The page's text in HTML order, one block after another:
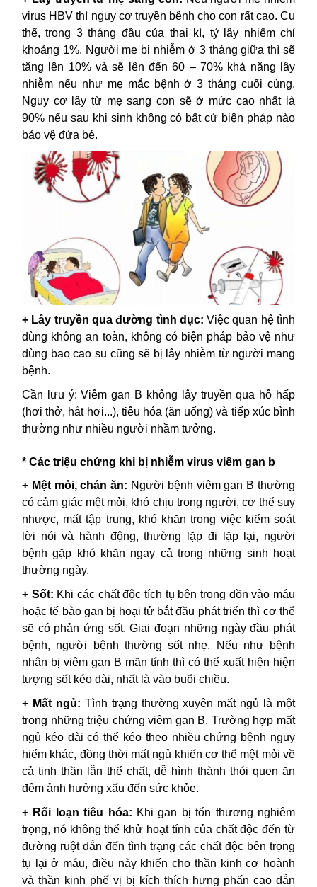
virus HBV thì nguy cơ truyền bệnh cho con rất cao. Cụ
thể, trong 3 tháng đầu của thai kì, tỷ lây nhiểm chỉ
khoảng 1%. Người mẹ bị nhiễm ở 3 tháng giữa thì sẽ
tăng lên 10% và sẽ lên đến 60 – 70% khả năng lây
nhiễm nếu như mẹ mắc bệnh ở 3 tháng cuối cùng.
Nguy cơ lây từ mẹ sang con sẽ ở mức cao nhất là
90% nếu sau khi sinh không có bất cứ biện pháp nào
bảo vệ đứa bé.
+ Lây truyền qua đường tình dục:Việc quan hệ tình
dùng không an toàn, không có biện pháp bảo vệ như
dùng bao cao su cũng sẽ bị lây nhiễm từ người mang
bệnh.
Cần lưu ý: Viêm gan B không lây truyền qua hô hấp
(hơi thở, hắt hơi...), tiêu hóa (ăn uống) và tiếp xúc bình
thường như nhiều người nhầm tưởng.
* Các triệu chứng khi bị nhiễm virus viêm gan b
+ Mệt mỏi, chán ăn: Người bệnh viêm gan B thường
có cảm giác mệt mỏi, khó chịu trong người, cơ thể suy
nhược, mất tập trung, khó khăn trong việc kiểm soát
lời nói và hành động, thường lặp đi lặp lại, người
bệnh gặp khó khăn ngay cả trong những sinh hoạt
thường ngày.
+ Sốt: Khi các chất độc tích tụ bên trong dồn vào máu
hoặc tế bào gan bị hoại tử bắt đầu phát triển thì cơ thể
sẽ có phản ứng sốt. Giai đoạn những ngày đầu phát
bệnh, người bệnh thường sốt nhẹ. Nếu như bệnh
nhân bị viêm gan B mãn tính thì có thể xuất hiện hiện
tượng sốt kéo dài, nhất là vào buổi chiều.
+ Mất ngủ: Tình trạng thường xuyên mất ngủ là một
trong những triệu chứng viêm gan B. Trường hợp mất
ngủ kéo dài có thể kéo theo nhiều chứng bệnh nguy
hiểm khác, đồng thời mất ngủ khiến cơ thể mệt mỏi về
cả tinh thần lẫn thể chất, dễ hình thành thói quen ăn
đêm ảnh hưởng xấu đến sức khỏe.
+ Rối loạn tiêu hóa: Khi gan bị tổn thương nghiêm
trọng, nó không thể khử hoạt tính của chất độc đến từ
đường ruột dẫn đến tình trạng các chất độc bên trọng
tụ lại ở máu, điều này khiến cho thần kinh cơ hoành
và thần kinh phế vị bị kích thích hưng phấn cao dẫn